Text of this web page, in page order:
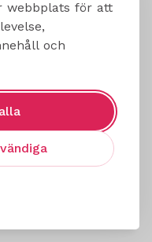
webbplats för att
och